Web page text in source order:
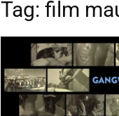
Tag: film